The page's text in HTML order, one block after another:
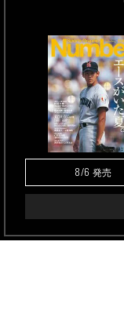
8/6 発売